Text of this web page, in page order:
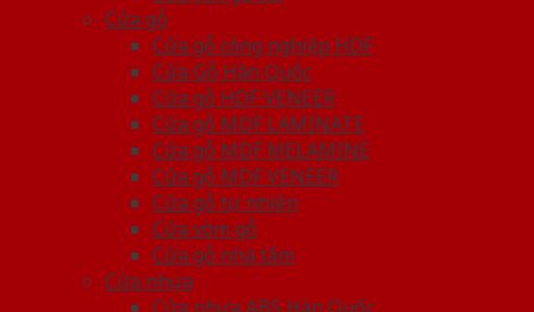
Cửa gỗ
Cửa gỗ công nghiệp HDF
Cửa Gỗ Hàn Quốc
Cửa gỗ HDF VENEER
Cửa gỗ MDF LAMINATE
Cửa gỗ MDF MELAMINE
Cửa gỗ MDF VENEER
Cửa gỗ tự nhiên
Cửa vòm gỗ
Cửa gỗ nhà tắm
Cửa nhựa
Cửa nhựa ABS Hàn Quốc